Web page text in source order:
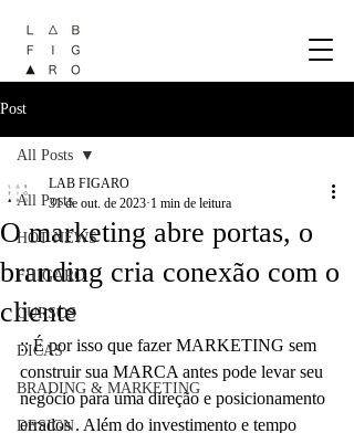
Post
All Posts
HOT NEWS
FIIIGARO
CURSOS
DICAS
BRADING & MARKETING
DESIGN
All Posts
O marketing abre portas, o
branding cria conexão com o
cliente
LAB FIGARO
31 de out. de 2023 1 min de leitura
:: É por isso que fazer MARKETING sem
construir sua MARCA antes pode levar seu
negócio para uma direção e posicionamento
errados . Além do investimento e tempo